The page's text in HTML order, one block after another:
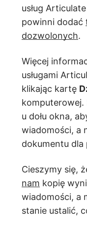
usług
powinni dodać
dozwolonych.
Więcej
usługami
klikając kartę
komputerowej.
u dołu okna,
wiadomości, a
dokumentu
Cieszymy się,
nam kopię
wiadomości, a
stanie ustalić,